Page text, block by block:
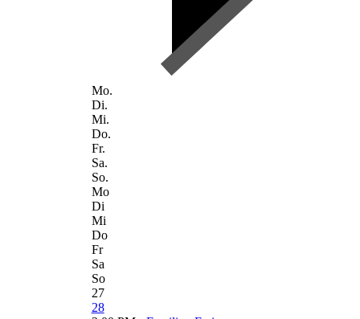
Mo.
Di.
Mi.
Do.
Fr.
Sa.
So.
Mo
Di
Mi
Do
Fr
Sa
So
27
28